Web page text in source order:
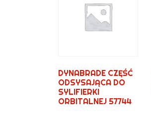
DYNABRADE CZĘŚĆ
ODSYSAJĄCA DO
SYLIFIERKI
ORBITALNEJ 57744